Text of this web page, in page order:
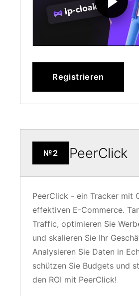
Registrieren
№2 PeerClick
PeerClick - ein Tracker mit
effektiven E-Commerce.
Traffic, optimieren Sie
und skalieren Sie Ihr
Analysieren Sie Daten in
schützen Sie Budgets und
den ROI mit PeerClick!